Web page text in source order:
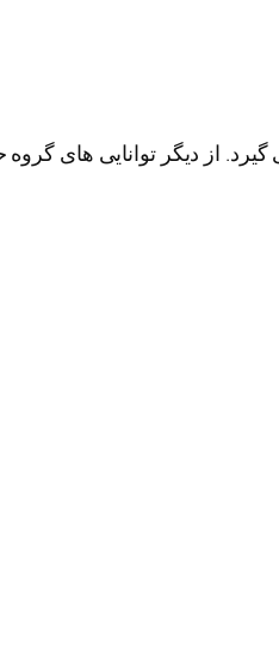
از دیگر توانایی های گروه